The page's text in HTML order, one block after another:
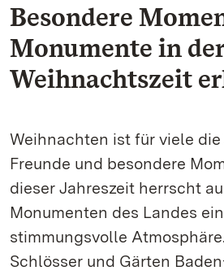
Besondere
Monumente in
Weihnachtszeit
Weihnachten ist für viele
Freunde und besondere
dieser Jahreszeit herrscht
Monumenten des Landes
stimmungsvolle
Schlösser und Gärten